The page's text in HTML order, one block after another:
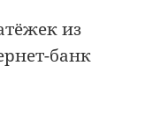
из
банк